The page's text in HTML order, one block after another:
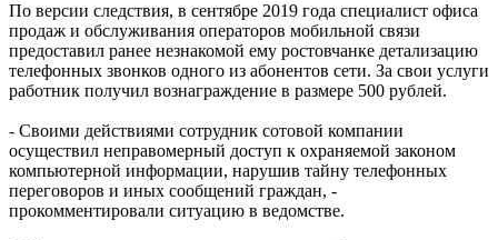
По версии следствия, в сентябре 2019 года специалист офиса
продаж и обслуживания операторов мобильной связи
предоставил ранее незнакомой ему ростовчанке детализацию
телефонных звонков одного из абонентов сети. За свои услуги
работник получил вознаграждение в размере 500 рублей.
- Своими действиями сотрудник сотовой компании
осуществил неправомерный доступ к охраняемой законом
компьютерной информации, нарушив тайну телефонных
переговоров и иных сообщений граждан, -
прокомментировали ситуацию в ведомстве.